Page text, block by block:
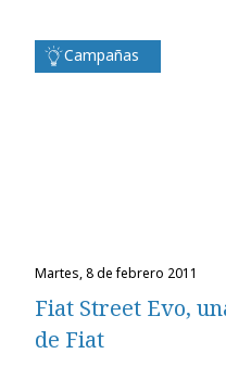
Campañas
martes, 8 de febrero 2011
Fiat Street Evo,
de Fiat